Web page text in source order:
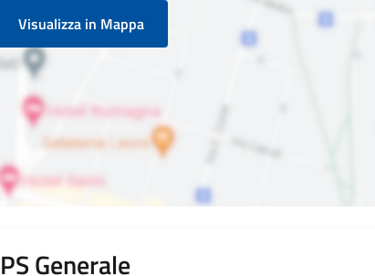
Visualizza in Mappa
Generale